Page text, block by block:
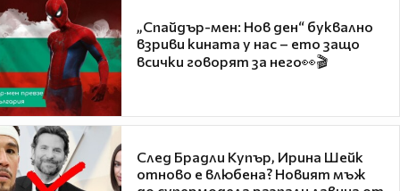
„Спайдър-мен: Нов ден“ буквално
взриви кината у нас – ето защо
всички говорят за него👀🎬
След Брадли Купър, Ирина Шейк
отново е влюбена? Новият мъж